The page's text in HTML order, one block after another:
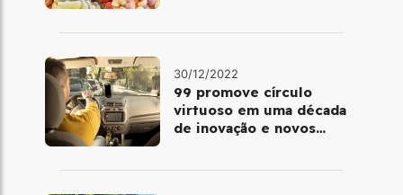
30/12/2022
99 promove círculo
virtuoso em uma década
de inovação e novos